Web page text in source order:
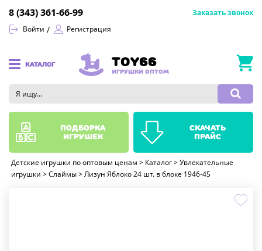
Войти Регистрация
8 (343) 361-66-99 Заказать звонок
КАТАЛОГ TOY66
ИГРУШКИ ОПТОМ
Детские игрушки по оптовым ценам > Каталог > Увлекательные
игрушки > Слаймы > Лизун Яблоко 24 шт. в блоке 1946-45
подборка
игрушек
скачать
прайс